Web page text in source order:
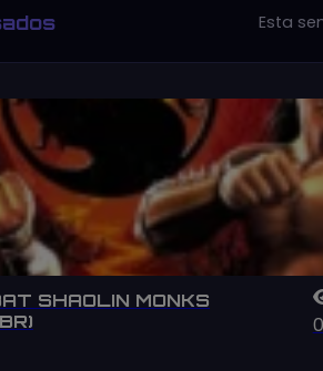
Esta
SHAOLIN MONKS
0